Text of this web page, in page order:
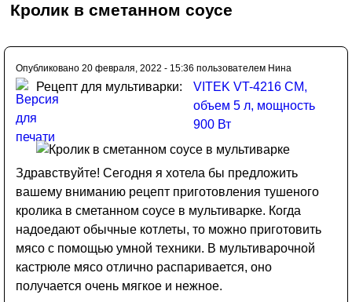
Кролик в сметанном соусе
Опубликовано 20 февраля, 2022 - 15:36 пользователем Нина
Рецепт для мультиварки:
VITEK VT-4216 CM,
объем 5 л, мощность
900 Вт
Здравствуйте! Сегодня я хотела бы предложить
вашему вниманию рецепт приготовления тушеного
кролика в сметанном соусе в мультиварке. Когда
надоедают обычные котлеты, то можно приготовить
мясо с помощью умной техники. В мультиварочной
кастрюле мясо отлично распаривается, оно
получается очень мягкое и нежное.